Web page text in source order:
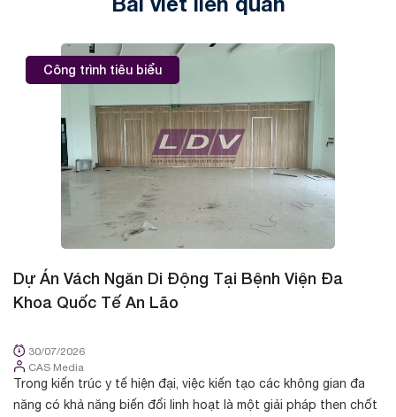
Công trình tiêu biểu
Dự Án Vách Ngăn Di Động Tại Bệnh Viện Đa
Khoa Quốc Tế An Lão
30/07/2026
CAS Media
Trong kiến trúc y tế hiện đại, việc kiến tạo các không gian đa
năng có khả năng biến đổi linh hoạt là một giải pháp then chốt